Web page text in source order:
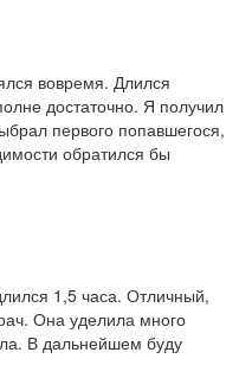
вовремя. Длился
достаточно. Я получил
первого попавшегося,
обратился бы
1,5 часа. Отличный,
Она уделила много
В дальнейшем буду